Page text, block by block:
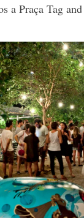
a Praça Tag